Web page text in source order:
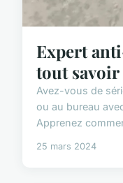
Expert
tout savoir
Avez-vous de
ou au bureau
Apprenez
25 mars 2024